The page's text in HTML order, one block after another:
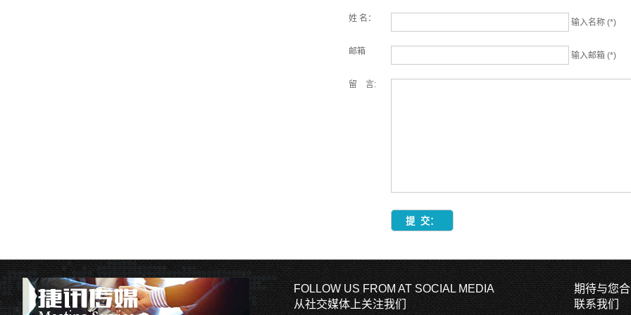
姓 名： 输入名称 (*)
邮箱 输入邮箱 (*)
留 言:
FOLLOW US FROM AT SOCIAL MEDIA
从社交媒体上关注我们
期待与您
联系我们